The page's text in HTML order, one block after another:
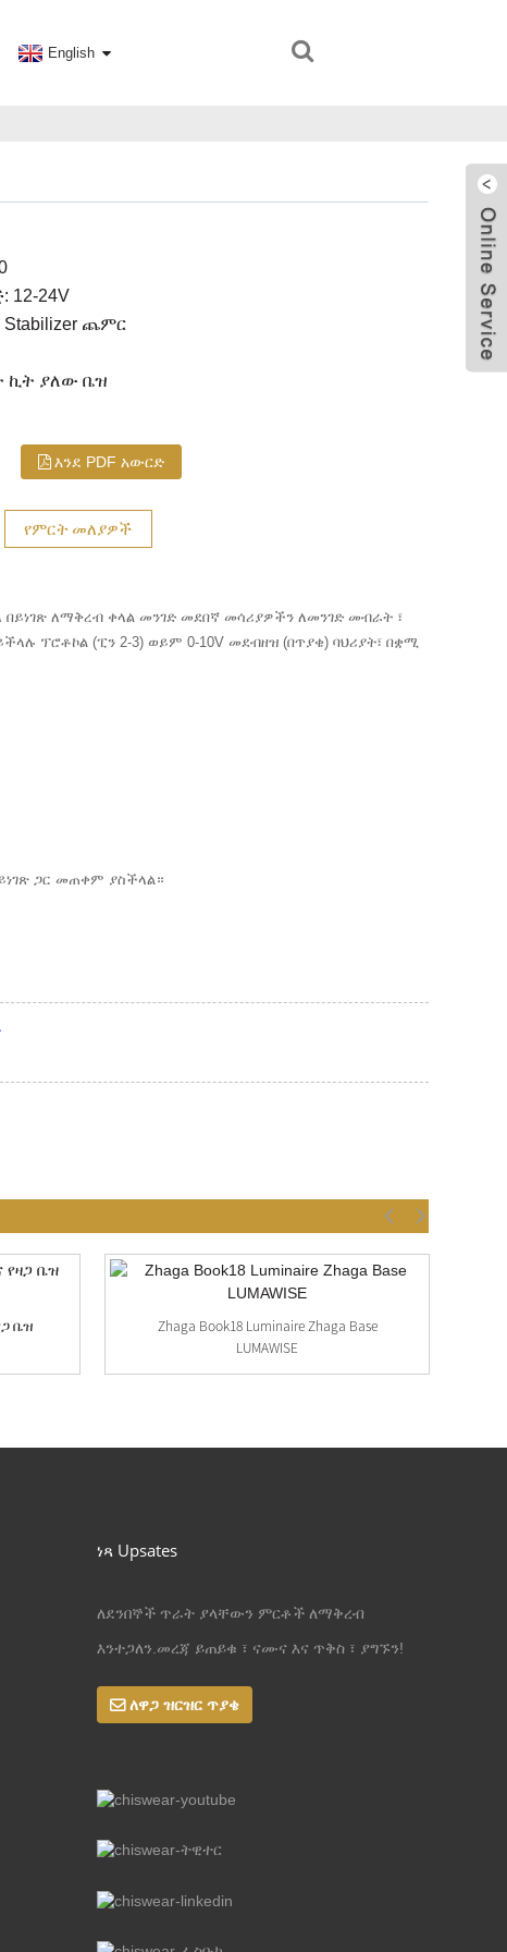
English
12-24V
Stabilizer ጨምር
ኪት ያለው ቤዝ
እንደ PDF አውርድ
የምርት መለያዎች
በይነገጽ ለማቅረብ ቀላል መንገድ መደበኛ መሳሪያዎችን ለመንገድ መብራት ፣
ፕሮቶኮል (ፒን 2-3) ወይም 0-10V መደብዘዝ (በጥያቄ) ባህሪያት፣ በቋሚ
ጋር መጠቀም ያስችላል።
ቤዝ
Zhaga Book18 Luminaire Zhaga Base
LUMAWISE
ነጻ Upsates
ለደንበኞች ጥራት ያላቸውን ምርቶች ለማቅረብ
እንተጋለን.መረጃ ይጠይቁ ፣ ናሙና እና ጥቅስ ፣ ያግኙን!
ለዋጋ ዝርዝር ጥያቄ